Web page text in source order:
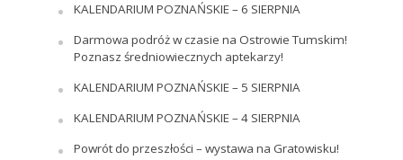
KALENDARIUM POZNAŃSKIE – 6 SIERPNIA
Darmowa podróż w czasie na Ostrowie Tumskim!
Poznasz średniowiecznych aptekarzy!
KALENDARIUM POZNAŃSKIE – 5 SIERPNIA
KALENDARIUM POZNAŃSKIE – 4 SIERPNIA
Powrót do przeszłości – wystawa na Gratowisku!